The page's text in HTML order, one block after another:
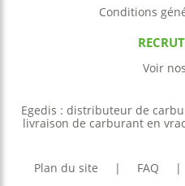
Conditions
Voir
Egedis : distributeur de
livraison de carburant en
Plan du site | FAQ |